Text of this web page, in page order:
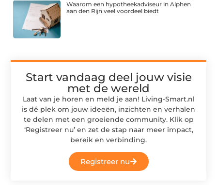
Waarom een hypotheekadviseur in Alphen
aan den Rijn veel voordeel biedt
Start vandaag deel jouw visie
met de wereld
Laat van je horen en meld je aan! Living-Smart.nl
is dé plek om jouw ideeën, inzichten en verhalen
te delen met een groeiende community. Klik op
‘Registreer nu’ en zet de stap naar meer impact,
bereik en verbinding.
Registreer nu